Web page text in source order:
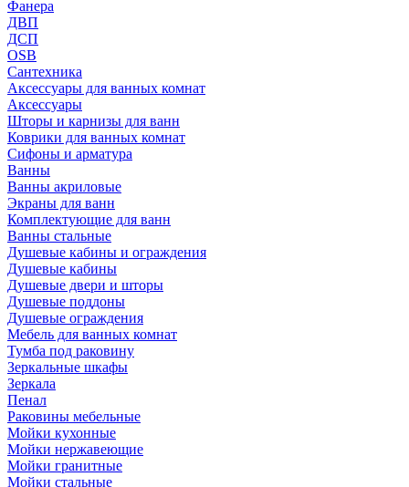
Фанера
ДВП
ДСП
OSB
Сантехника
Аксессуары для ванных комнат
Аксессуары
Шторы и карнизы для ванн
Коврики для ванных комнат
Сифоны и арматура
Ванны
Ванны акриловые
Экраны для ванн
Комплектующие для ванн
Ванны стальные
Душевые кабины и ограждения
Душевые кабины
Душевые двери и шторы
Душевые поддоны
Душевые ограждения
Мебель для ванных комнат
Тумба под раковину
Зеркальные шкафы
Зеркала
Пенал
Раковины мебельные
Мойки кухонные
Мойки нержавеющие
Мойки гранитные
Мойки стальные